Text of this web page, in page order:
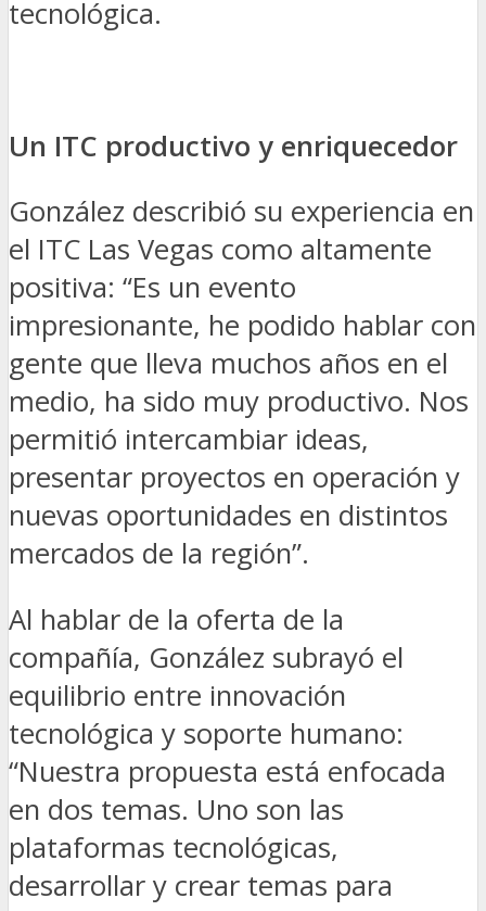
tecnológica.
Un ITC productivo y enriquecedor
González describió su experiencia en
el ITC Las Vegas como altamente
positiva: “Es un evento
impresionante, he podido hablar con
gente que lleva muchos años en el
medio, ha sido muy productivo. Nos
permitió intercambiar ideas,
presentar proyectos en operación y
nuevas oportunidades en distintos
mercados de la región”.
Al hablar de la oferta de la
compañía, González subrayó el
equilibrio entre innovación
tecnológica y soporte humano:
“Nuestra propuesta está enfocada
en dos temas. Uno son las
plataformas tecnológicas,
desarrollar y crear temas para